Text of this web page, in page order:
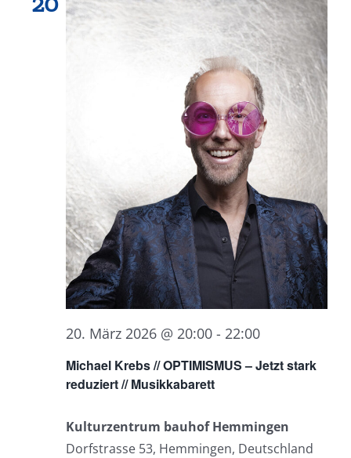
Michael Krebs // OPTIMISMUS – Jetzt stark
reduziert // Musikkabarett
20. März 2026 @ 20:00 - 22:00
Kulturzentrum bauhof Hemmingen
Dorfstrasse 53, Hemmingen, Deutschland